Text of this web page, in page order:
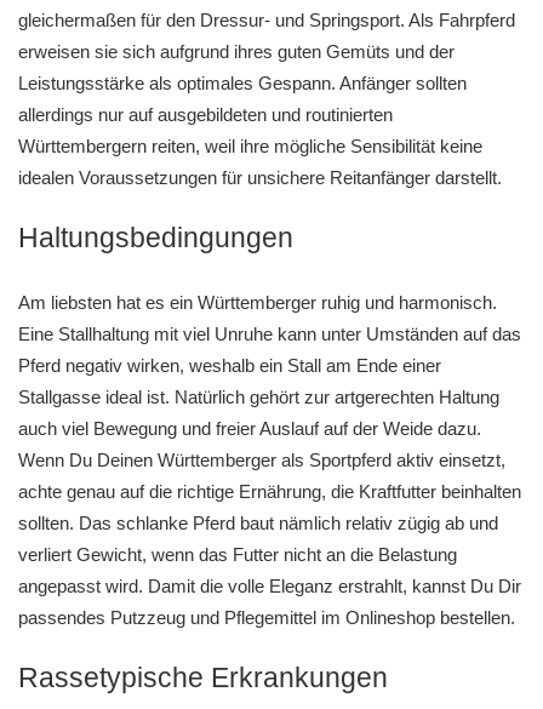
gleichermaßen für den Dressur- und Springsport. Als Fahrpferd
erweisen sie sich aufgrund ihres guten Gemüts und der
Leistungsstärke als optimales Gespann. Anfänger sollten
allerdings nur auf ausgebildeten und routinierten
Württembergern reiten, weil ihre mögliche Sensibilität keine
idealen Voraussetzungen für unsichere Reitanfänger darstellt.
Haltungsbedingungen
Am liebsten hat es ein Württemberger ruhig und harmonisch.
Eine Stallhaltung mit viel Unruhe kann unter Umständen auf das
Pferd negativ wirken, weshalb ein Stall am Ende einer
Stallgasse ideal ist. Natürlich gehört zur artgerechten Haltung
auch viel Bewegung und freier Auslauf auf der Weide dazu.
Wenn Du Deinen Württemberger als Sportpferd aktiv einsetzt,
achte genau auf die richtige Ernährung, die Kraftfutter beinhalten
sollten. Das schlanke Pferd baut nämlich relativ zügig ab und
verliert Gewicht, wenn das Futter nicht an die Belastung
angepasst wird. Damit die volle Eleganz erstrahlt, kannst Du Dir
passendes Putzzeug und Pflegemittel im Onlineshop bestellen.
Rassetypische Erkrankungen